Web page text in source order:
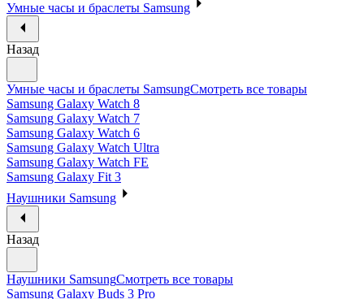
Умные часы и браслеты Samsung
Назад
Умные часы и браслеты SamsungСмотреть все товары
Samsung Galaxy Watch 8
Samsung Galaxy Watch 7
Samsung Galaxy Watch 6
Samsung Galaxy Watch Ultra
Samsung Galaxy Watch FE
Samsung Galaxy Fit 3
Наушники Samsung
Назад
Наушники SamsungСмотреть все товары
Samsung Galaxy Buds 3 Pro